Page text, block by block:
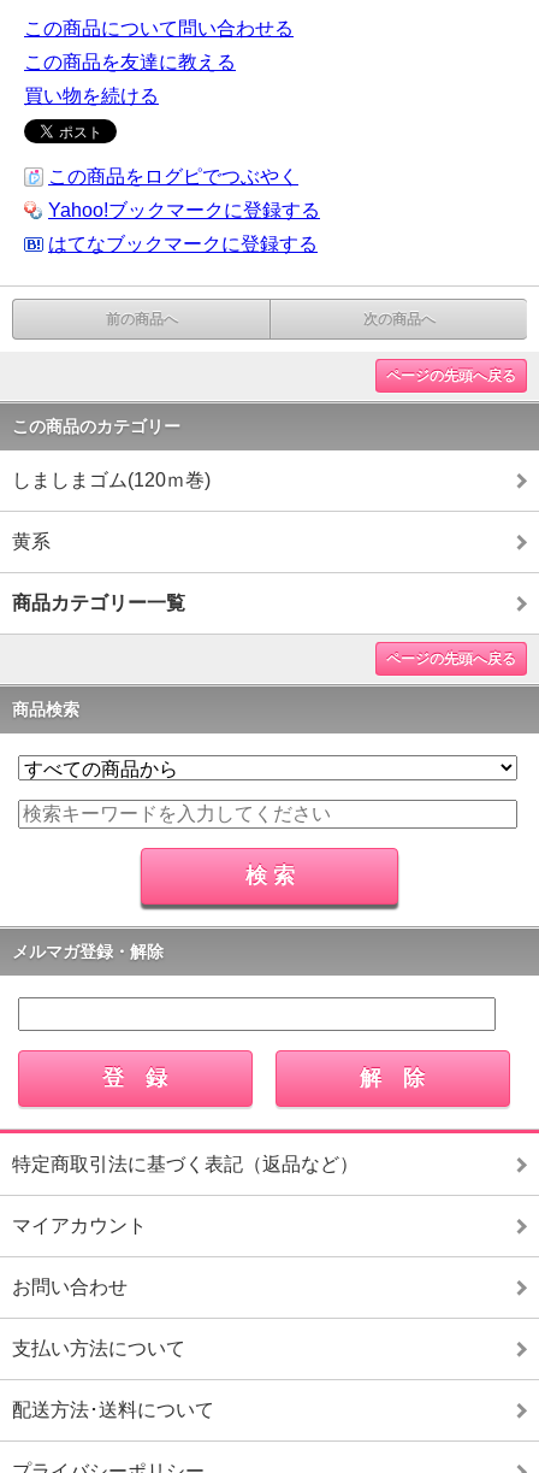
この商品について問い合わせる
この商品を友達に教える
買い物を続ける
この商品をログピでつぶやく
Yahoo!ブックマークに登録する
はてなブックマークに登録する
前の商品へ 次の商品へ
ページの先頭へ戻る
この商品のカテゴリー
しましまゴム(120ｍ巻)
黄系
商品カテゴリー一覧
ページの先頭へ戻る
商品検索
メルマガ登録・解除
特定商取引法に基づく表記（返品など）
マイアカウント
お問い合わせ
支払い方法について
配送方法･送料について